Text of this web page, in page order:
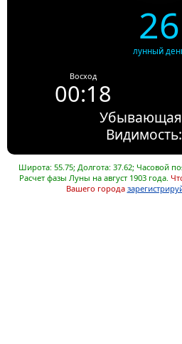
26
лунный
Восход
00:18
Широта: 55.75; Долгота: 37.62; Часовой
Расчет фазы Луны на август 1903 года.
Вашего города